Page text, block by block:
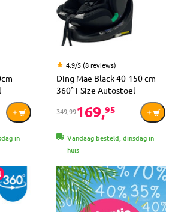
in
4.9/5 (8 reviews)
Ding Mae Black 40-150 cm
360° i-Size Autostoel
349,99169,95
Vandaag besteld, dinsdag in
huis